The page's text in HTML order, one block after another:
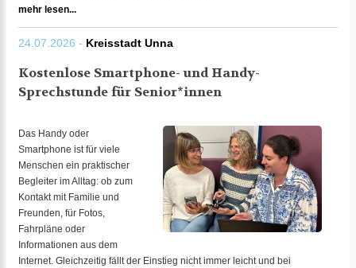
mehr lesen...
24.07.2026 - Kreisstadt Unna
Kostenlose Smartphone- und Handy-
Sprechstunde für Senior*innen
Das Handy oder
Smartphone ist für viele
Menschen ein praktischer
Begleiter im Alltag: ob zum
Kontakt mit Familie und
Freunden, für Fotos,
Fahrpläne oder
Informationen aus dem
Internet. Gleichzeitig fällt der Einstieg nicht immer leicht und bei